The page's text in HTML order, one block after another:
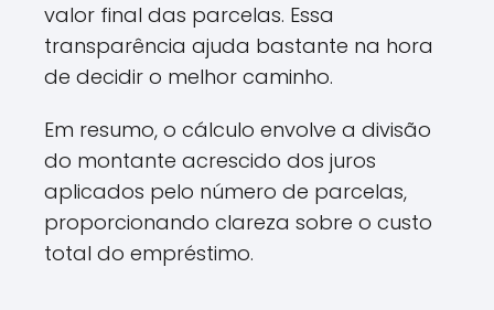
valor final das parcelas. Essa
transparência ajuda bastante na hora
de decidir o melhor caminho.
Em resumo, o cálculo envolve a divisão
do montante acrescido dos juros
aplicados pelo número de parcelas,
proporcionando clareza sobre o custo
total do empréstimo.